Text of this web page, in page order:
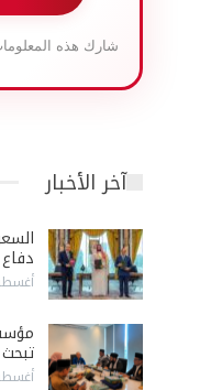
شارك هذه
آخر الأخبار
أغسطس 7,
أغسطس 7,